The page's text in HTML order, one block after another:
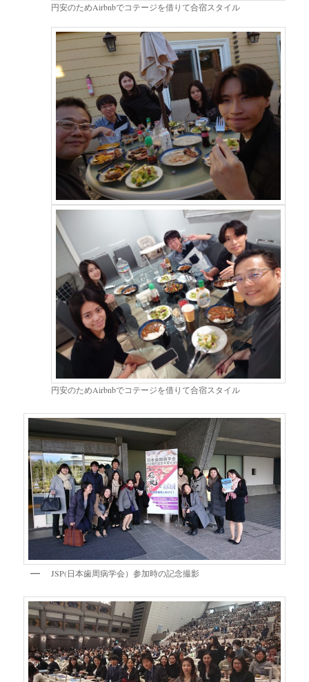
円安のためAirbnbでコテージを借りて合宿スタイル
円安のためAirbnbでコテージを借りて合宿スタイル
JSP(日本歯周病学会）参加時の記念撮影